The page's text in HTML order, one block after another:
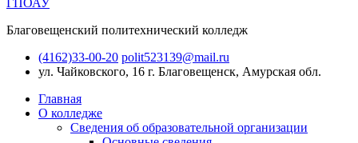
ГПОАУ
Благовещенский политехнический колледж
(4162)33-00-20 polit523139@mail.ru
ул. Чайковского, 16 г. Благовещенск, Амурская обл.
Главная
О колледже
Сведения об образовательной организации